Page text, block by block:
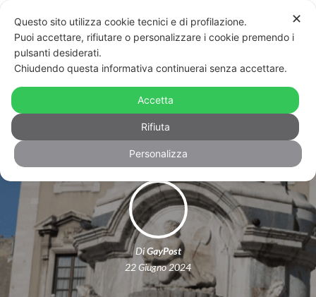
Catania, Comune nega la carriera
alias alle persone transgender
DiGayPost
22 Giugno 2024
✕
Questo sito utilizza cookie tecnici e di profilazione.
Puoi accettare, rifiutare o personalizzare i cookie premendo i
pulsanti desiderati.
Chiudendo questa informativa continuerai senza accettare.
Accetta
Rifiuta
Personalizza